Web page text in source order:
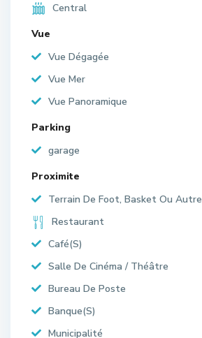
Central
Vue
Vue Dégagée
Vue Mer
Vue Panoramique
Parking
garage
Proximite
Terrain De Foot, Basket Ou Autre
Restaurant
Café(S)
Salle De Cinéma / Théâtre
Bureau De Poste
Banque(S)
Municipalité